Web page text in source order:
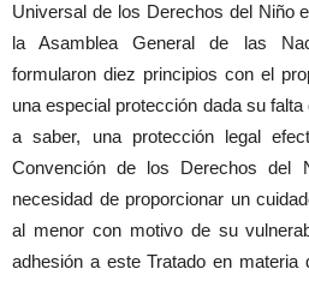
Universal de los Derechos del Niño
la Asamblea General de las
formularon diez principios con el
una especial protección dada su
a saber, una protección legal
Convención de los Derechos del
necesidad de proporcionar un
al menor con motivo de su
adhesión a este Tratado en